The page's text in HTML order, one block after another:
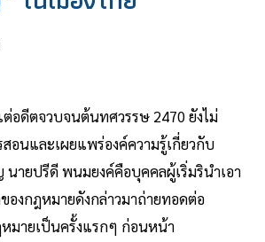
อดีตจวบจนต้นทศวรรษ 2470 ยังไม่
อนและเผยแพร่องค์ความรู้เกี่ยวกับ
นายปรีดี พนมยงค์คือบุคคลผู้เริ่มรินำเอา
องกฎหมายดังกล่าวมาถ่ายทอดต่อ
หมายเป็นครั้งแรกๆ ก่อนหน้า